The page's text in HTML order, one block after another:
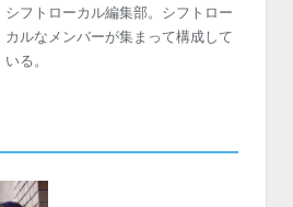
シフトローカル編集部。シフトロー
カルなメンバーが集まって構成して
いる。